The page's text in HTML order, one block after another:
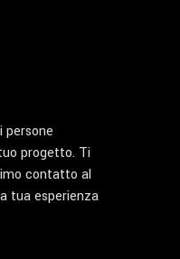
persone
progetto. Ti
contatto al
tua esperienza